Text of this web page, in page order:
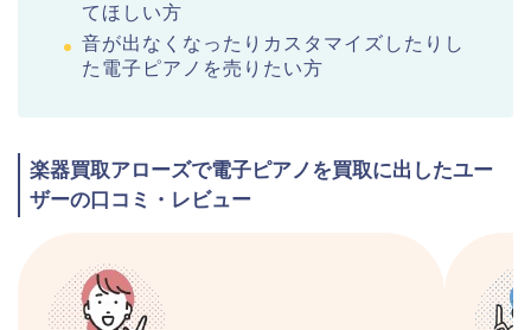
てほしい方
音が出なくなったりカスタマイズしたりし
た電子ピアノを売りたい方
楽器買取アローズで電子ピアノを買取に出したユー
ザーの口コミ・レビュー